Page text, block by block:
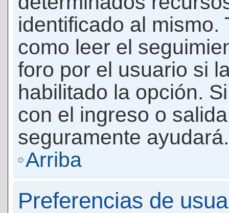
identificado al mismo.
como leer el
foro por el usuario si
habilitado la opción.
con el ingreso o
seguramente ayudará.
Arriba
Preferencias de